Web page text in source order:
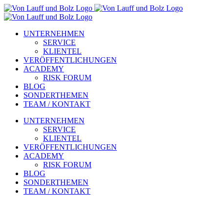
Zum
Inhalt
UNTERNEHMEN
SERVICE
KLIENTEL
VERÖFFENTLICHUNGEN
ACADEMY
RISK FORUM
BLOG
SONDERTHEMEN
TEAM / KONTAKT
UNTERNEHMEN
SERVICE
KLIENTEL
VERÖFFENTLICHUNGEN
ACADEMY
RISK FORUM
BLOG
SONDERTHEMEN
TEAM / KONTAKT